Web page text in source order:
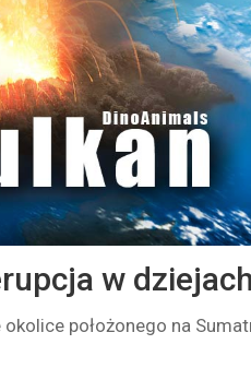
w dziejach
położonego na